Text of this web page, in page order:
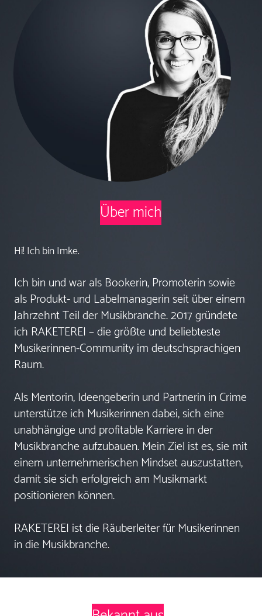
Über mich
Hi! Ich bin Imke.
Ich bin und war als Bookerin, Promoterin sowie
als Produkt- und Labelmanagerin seit über einem
Jahrzehnt Teil der Musikbranche. 2017 gründete
ich RAKETEREI – die größte und beliebteste
Musikerinnen-Community im deutschsprachigen
Raum.
Als Mentorin, Ideengeberin und Partnerin in Crime
unterstütze ich Musikerinnen dabei, sich eine
unabhängige und profitable Karriere in der
Musikbranche aufzubauen. Mein Ziel ist es, sie mit
einem unternehmerischen Mindset auszustatten,
damit sie sich erfolgreich am Musikmarkt
positionieren können.
RAKETEREI ist die Räuberleiter für Musikerinnen
in die Musikbranche.